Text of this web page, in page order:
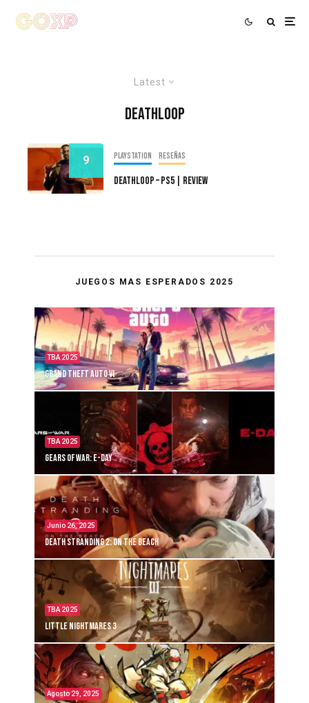
Latest
Deathloop
9 PlayStation Reseñas
DEATHLOOP – PS5 | Review
JUEGOS MAS ESPERADOS 2025
TBA 2025
Grand Theft Auto VI
TBA 2025
Gears of War: E-Day
Junio 26, 2025
Death Stranding 2: On the Beach
TBA 2025
Little Nightmares 3
Agosto 29, 2025